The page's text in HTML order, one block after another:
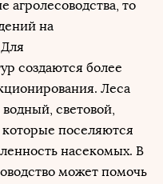
агролесоводства, то
на
создаются более
Леса
световой,
поселяются
насекомых. В
может помочь